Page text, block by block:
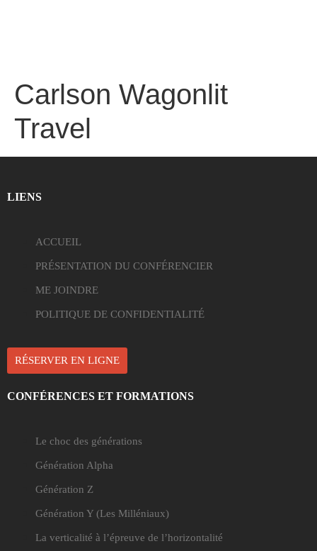
Carlson Wagonlit
Travel
LIENS
ACCUEIL
PRÉSENTATION DU CONFÉRENCIER
ME JOINDRE
POLITIQUE DE CONFIDENTIALITÉ
RÉSERVER EN LIGNE
CONFÉRENCES ET FORMATIONS
Le choc des générations
Génération Alpha
Génération Z
Génération Y (Les Milléniaux)
La verticalité à l’épreuve de l’horizontalité